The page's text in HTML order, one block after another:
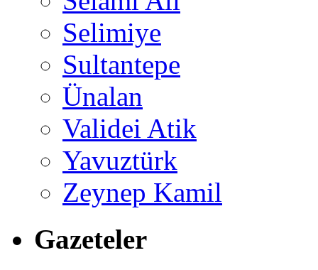
Selimiye
Sultantepe
Ünalan
Validei Atik
Yavuztürk
Zeynep Kamil
Gazeteler